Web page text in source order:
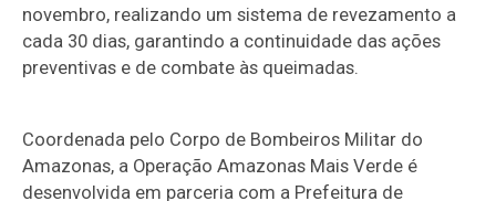
novembro, realizando um sistema de revezamento a
cada 30 dias, garantindo a continuidade das ações
preventivas e de combate às queimadas.
Coordenada pelo Corpo de Bombeiros Militar do
Amazonas, a Operação Amazonas Mais Verde é
desenvolvida em parceria com a Prefeitura de